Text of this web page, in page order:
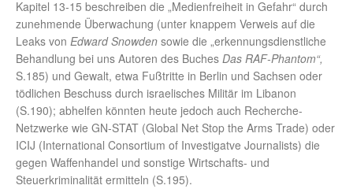
Kapitel 13-15 beschreiben die „Medienfreiheit in Gefahr“ durch
zunehmende Überwachung (unter knappem Verweis auf die
Leaks von Edward Snowden sowie die „erkennungsdienstliche
Behandlung bei uns Autoren des Buches Das RAF-Phantom“,
S.185) und Gewalt, etwa Fußtritte in Berlin und Sachsen oder
tödlichen Beschuss durch israelisches Militär im Libanon
(S.190); abhelfen könnten heute jedoch auch Recherche-
Netzwerke wie GN-STAT (Global Net Stop the Arms Trade) oder
ICIJ (International Consortium of Investigatve Journalists) die
gegen Waffenhandel und sonstige Wirtschafts- und
Steuerkriminalität ermitteln (S.195).